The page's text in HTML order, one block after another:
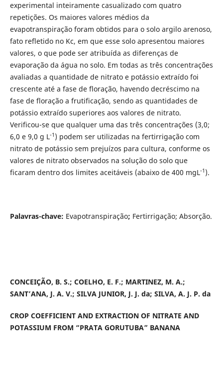
experimental inteiramente casualizado com quatro
repetições. Os maiores valores médios da
evapotranspiração foram obtidos para o solo argilo arenoso,
fato refletido no Kc, em que esse solo apresentou maiores
valores, o que pode ser atribuída as diferenças de
evaporação da água no solo. Em todas as três concentrações
avaliadas a quantidade de nitrato e potássio extraído foi
crescente até a fase de floração, havendo decréscimo na
fase de floração a frutificação, sendo as quantidades de
potássio extraído superiores aos valores de nitrato.
Verificou-se que qualquer uma das três concentrações (3,0;
6,0 e 9,0 g L-1 ) podem ser utilizadas na fertirrigação com
nitrato de potássio sem prejuízos para cultura, conforme os
valores de nitrato observados na solução do solo que
ficaram dentro dos limites aceitáveis (abaixo de 400 mgL-1 ).
Palavras-chave: Evapotranspiração; Fertirrigação; Absorção.
CONCEIÇÃO, B. S.; COELHO, E. F.; MARTINEZ, M. A.;
SANT’ANA, J. A. V.; SILVA JUNIOR, J. J. da; SILVA, A. J. P. da
CROP COEFFICIENT AND EXTRACTION OF NITRATE AND
POTASSIUM FROM “PRATA GORUTUBA” BANANA